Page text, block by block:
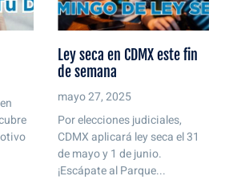
Ley seca en CDMX este fin
de semana
mayo 27, 2025
Por elecciones judiciales,
CDMX aplicará ley seca el 31
de mayo y 1 de junio.
¡Escápate al Parque...